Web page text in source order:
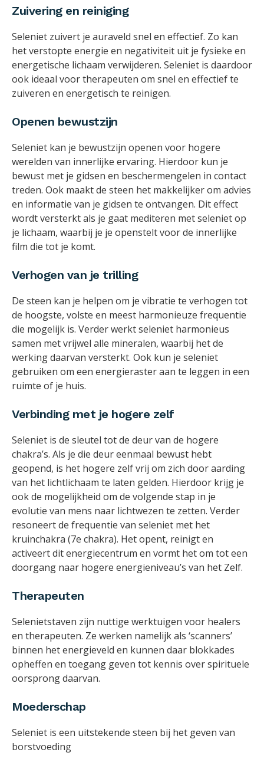
Zuivering en reiniging
Seleniet zuivert je auraveld snel en effectief. Zo kan
het verstopte energie en negativiteit uit je fysieke en
energetische lichaam verwijderen. Seleniet is daardoor
ook ideaal voor therapeuten om snel en effectief te
zuiveren en energetisch te reinigen.
Openen bewustzijn
Seleniet kan je bewustzijn openen voor hogere
werelden van innerlijke ervaring. Hierdoor kun je
bewust met je gidsen en beschermengelen in contact
treden. Ook maakt de steen het makkelijker om advies
en informatie van je gidsen te ontvangen. Dit effect
wordt versterkt als je gaat mediteren met seleniet op
je lichaam, waarbij je je openstelt voor de innerlijke
film die tot je komt.
Verhogen van je trilling
De steen kan je helpen om je vibratie te verhogen tot
de hoogste, volste en meest harmonieuze frequentie
die mogelijk is. Verder werkt seleniet harmonieus
samen met vrijwel alle mineralen, waarbij het de
werking daarvan versterkt. Ook kun je seleniet
gebruiken om een energieraster aan te leggen in een
ruimte of je huis.
Verbinding met je hogere zelf
Seleniet is de sleutel tot de deur van de hogere
chakra’s. Als je die deur eenmaal bewust hebt
geopend, is het hogere zelf vrij om zich door aarding
van het lichtlichaam te laten gelden. Hierdoor krijg je
ook de mogelijkheid om de volgende stap in je
evolutie van mens naar lichtwezen te zetten. Verder
resoneert de frequentie van seleniet met het
kruinchakra (7e chakra). Het opent, reinigt en
activeert dit energiecentrum en vormt het om tot een
doorgang naar hogere energieniveau’s van het Zelf.
Therapeuten
Selenietstaven zijn nuttige werktuigen voor healers
en therapeuten. Ze werken namelijk als ‘scanners’
binnen het energieveld en kunnen daar blokkades
opheffen en toegang geven tot kennis over spirituele
oorsprong daarvan.
Moederschap
Seleniet is een uitstekende steen bij het geven van
borstvoeding